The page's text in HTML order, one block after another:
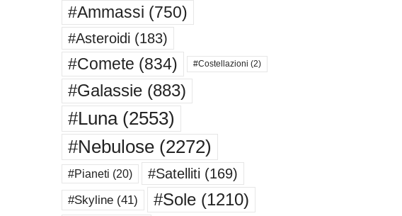
#Ammassi (750)
#Asteroidi (183)
#Comete (834) #Costellazioni (2)
#Galassie(883)
#Luna(2553)
#Nebulose(2272)
#Pianeti (20) #Satelliti (169)
#Skyline(41) #Sole(1210)